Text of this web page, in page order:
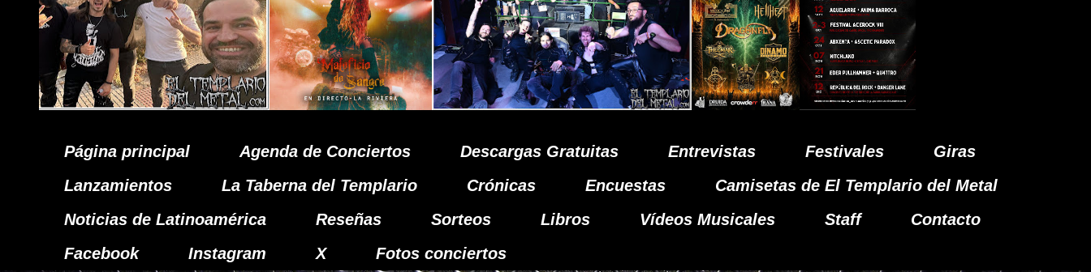
Página principal Agenda de Conciertos Descargas Gratuitas Entrevistas Festivales
Giras
Lanzamientos
La Taberna del Templario Crónicas Encuestas
Camisetas de El Templario del Metal
Noticias de Latinoamérica
Reseñas Sorteos Libros Vídeos Musicales Staff
Contacto
Facebook
Instagram X Fotos conciertos